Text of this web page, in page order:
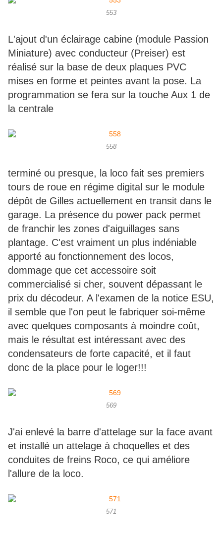
553
L'ajout d'un éclairage cabine (module Passion
Miniature) avec conducteur (Preiser) est
réalisé sur la base de deux plaques PVC
mises en forme et peintes avant la pose. La
programmation se fera sur la touche Aux 1 de
la centrale
558
terminé ou presque, la loco fait ses premiers
tours de roue en régime digital sur le module
dépôt de Gilles actuellement en transit dans le
garage. La présence du power pack permet
de franchir les zones d'aiguillages sans
plantage. C'est vraiment un plus indéniable
apporté au fonctionnement des locos,
dommage que cet accessoire soit
commercialisé si cher, souvent dépassant le
prix du décodeur. A l'examen de la notice ESU,
il semble que l'on peut le fabriquer soi-même
avec quelques composants à moindre coût,
mais le résultat est intéressant avec des
condensateurs de forte capacité, et il faut
donc de la place pour le loger!!!
569
J'ai enlevé la barre d'attelage sur la face avant
et installé un attelage à choquelles et des
conduites de freins Roco, ce qui améliore
l'allure de la loco.
571